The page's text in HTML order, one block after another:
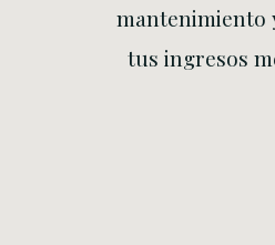
mantenimiento
tus ingresos